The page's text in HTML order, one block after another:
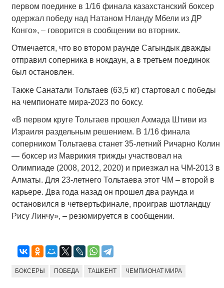
первом поединке в 1/16 финала казахстанский боксер
одержал победу над Натаном Нланду Мбели из ДР
Конго», – говорится в сообщении во вторник.
Отмечается, что во втором раунде Сагындык дважды
отправил соперника в нокдаун, а в третьем поединок
был остановлен.
Также Санатали Тольтаев (63,5 кг) стартовал с победы
на чемпионате мира-2023 по боксу.
«В первом круге Тольтаев прошел Ахмада Штиви из
Израиля раздельным решением. В 1/16 финала
соперником Тольтаева станет 35-летний Ричарно Колин
— боксер из Маврикия трижды участвовал на
Олимпиаде (2008, 2012, 2020) и приезжал на ЧМ-2013 в
Алматы. Для 23-летнего Тольтаева этот ЧМ – второй в
карьере. Два года назад он прошел два раунда и
остановился в четвертьфинале, проиграв шотландцу
Рису Линчу», – резюмируется в сообщении.
БОКСЕРЫ ПОБЕДА ТАШКЕНТ ЧЕМПИОНАТ МИРА